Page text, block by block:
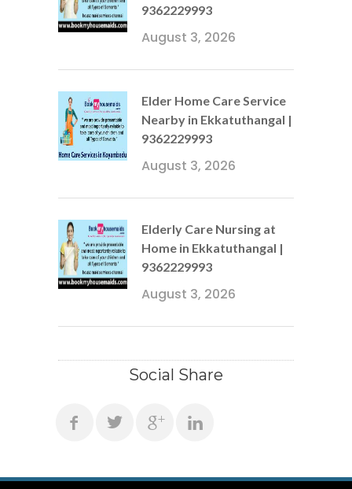
9362229993
August 3, 2026
Elder Home Care Service
Nearby in Ekkatuthangal |
9362229993
August 3, 2026
Elderly Care Nursing at
Home in Ekkatuthangal |
9362229993
August 3, 2026
Social Share